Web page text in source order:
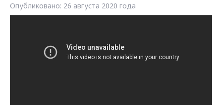
Опубликовано: 26 августа 2020 года